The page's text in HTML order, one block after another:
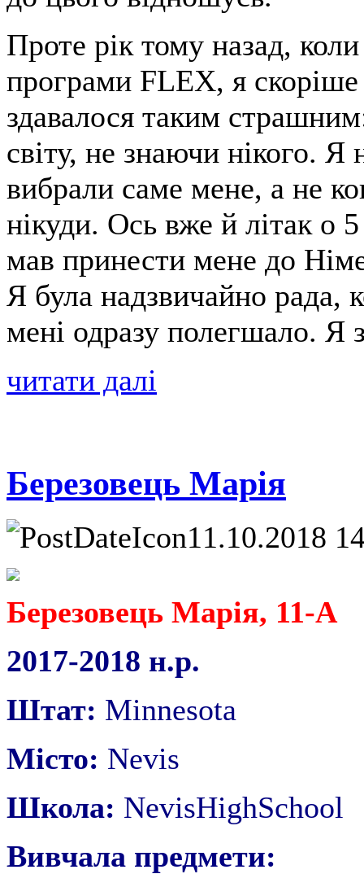
Проте рік тому назад,
програми FLEX, я скоріше
здавалося таким
світу, не знаючи нікого. Я
вибрали саме мене, а не
нікуди. Ось вже й літак о
мав принести мене до
Я була надзвичайно рада,
мені одразу полегшало. Я
читати далі
Березовець Марія
11.10.2018
Березовець Марія, 11-А
2017-2018 н.р.
Штат: Minnesota
Місто: Nevis
Школа: NevisHighSchool
Вивчала предмети: